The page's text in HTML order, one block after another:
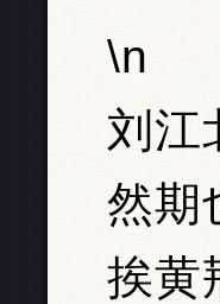
\n
刘江
然期
挨黄